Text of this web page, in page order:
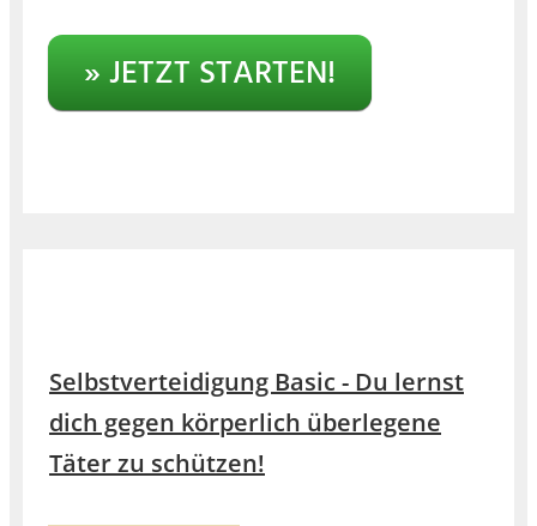
» JETZT STARTEN!
Selbstverteidigung Basic - Du lernst
dich gegen körperlich überlegene
Täter zu schützen!